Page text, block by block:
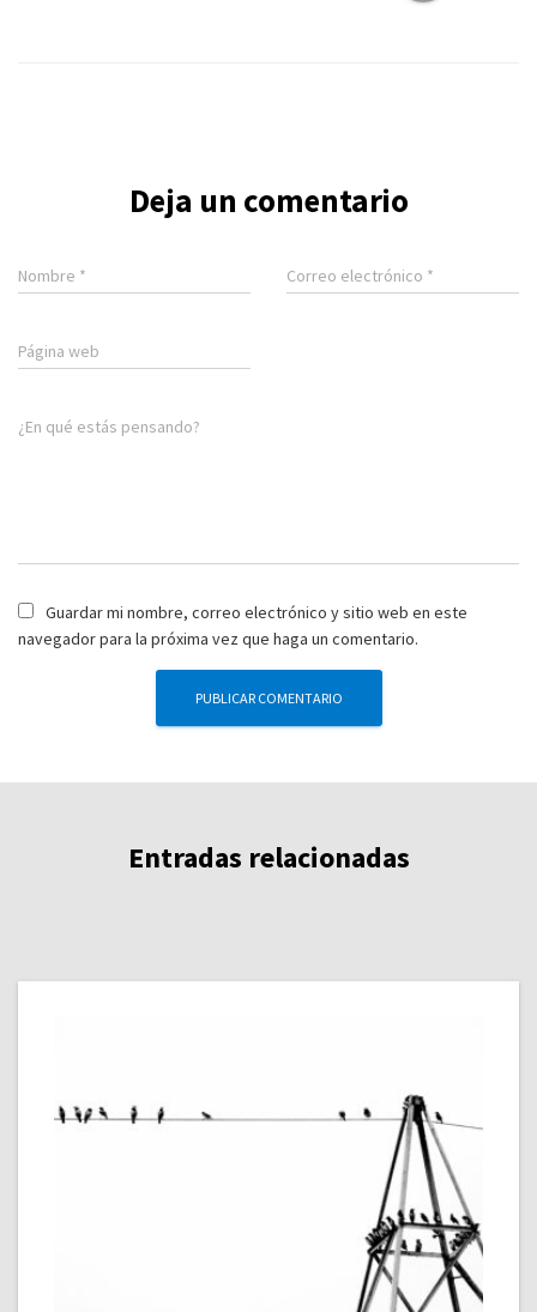
Deja un comentario
Nombre * Correo electrónico *
Página web
¿En qué estás pensando?
Guardar mi nombre, correo electrónico y sitio web en este
navegador para la próxima vez que haga un comentario.
Entradas relacionadas